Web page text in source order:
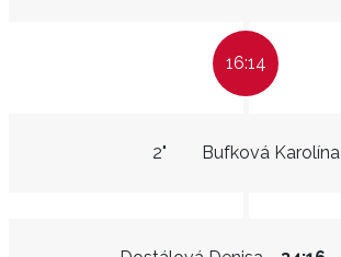
16:14
Bufková Karolína
2"